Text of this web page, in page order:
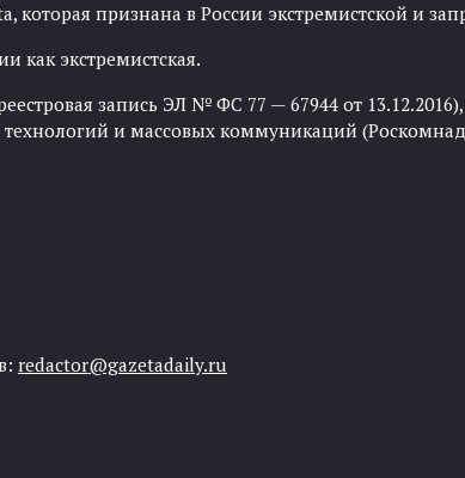
признана в России экстремистской и
как экстремистская.
запись ЭЛ № ФС 77 — 67944 от
и массовых коммуникаций
redactor@gazetadaily.ru